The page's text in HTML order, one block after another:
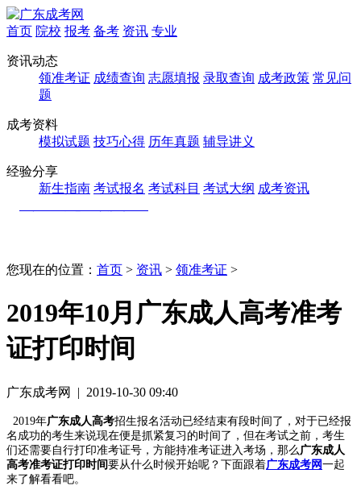
首页 院校 报考 备考 资讯 专业
资讯动态
领准考证 成绩查询 志愿填报 录取查询 成考政策 常见问
题
成考资料
模拟试题 技巧心得 历年真题 辅导讲义
经验分享
新生指南 考试报名 考试科目 考试大纲 成考资讯
您现在的位置： 首页 > 资讯 > 领准考证 >
2019年10月广东成人高考准考
证打印时间
广东成考网 | 2019-10-30 09:40
2019年广东成人高考招生报名活动已经结束有段时间了，对于已经报
名成功的考生来说现在便是抓紧复习的时间了，但在考试之前，考生
们还需要自行打印准考证号，方能持准考证进入考场，那么 广东成人
高考准考证打印时间要从什么时候开始呢？下面跟着广东成考网一起
来了解看看吧。